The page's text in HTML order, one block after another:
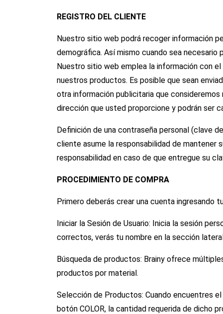
REGISTRO DEL CLIENTE
Nuestro sitio web podrá recoger información
demográfica. Así mismo cuando sea
Nuestro sitio web emplea la información con
nuestros productos. Es posible que sean
otra información publicitaria que
dirección que usted proporcione y podrán ser
Definición de una contraseña personal (clave
cliente asume la responsabilidad de mantener
responsabilidad en caso de que entregue su
PROCEDIMIENTO DE COMPRA
Primero deberás crear una cuenta ingresando
Iniciar la Sesión de Usuario: Inicia la sesión
correctos, verás tu nombre en la sección
Búsqueda de productos: Brainy ofrece
productos por material.
Selección de Productos: Cuando encuentres
botón COLOR, la cantidad requerida de dicho